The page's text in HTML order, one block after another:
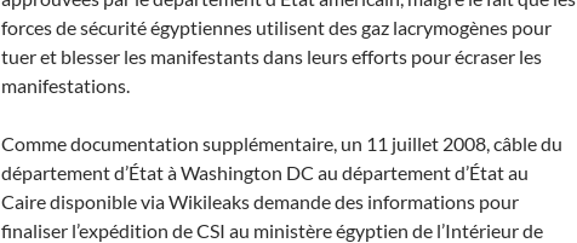
forces de sécurité égyptiennes utilisent des gaz lacrymogènes pour
tuer et blesser les manifestants dans leurs efforts pour écraser les
manifestations.
Comme documentation supplémentaire, un 11 juillet 2008, câble du
département d’État à Washington DC au département d’État au
Caire disponible via Wikileaks demande des informations pour
finaliser l’expédition de CSI au ministère égyptien de l’Intérieur de